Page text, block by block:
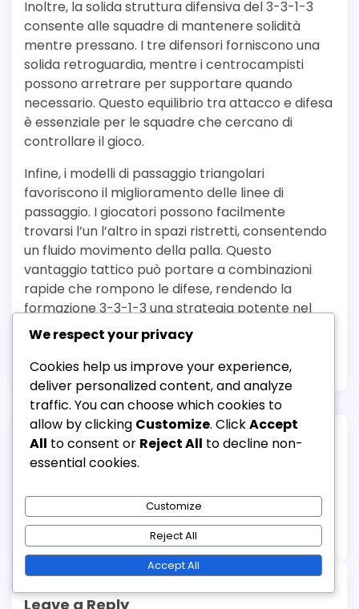
Inoltre, la solida struttura difensiva del 3-3-1-3
consente alle squadre di mantenere solidità
mentre pressano. I tre difensori forniscono una
solida retroguardia, mentre i centrocampisti
possono arretrare per supportare quando
necessario. Questo equilibrio tra attacco e difesa
è essenziale per le squadre che cercano di
controllare il gioco.
Infine, i modelli di passaggio triangolari
favoriscono il miglioramento delle linee di
passaggio. I giocatori possono facilmente
trovarsi l’un l’altro in spazi ristretti, consentendo
un fluido movimento della palla. Questo
vantaggio tattico può portare a combinazioni
rapide che rompono le difese, rendendo la
formazione 3-3-1-3 una strategia potente nel
calcio moderno.
Posted inTattiche di Formazione 3-3-1-3
Post
navigation
Previous:
Falso Nove: Movimento,
Rientro, Creazione di
3-3-1-3: Velocità,
Ampiezza, Capacità di
Leave a Reply
We respect your privacy
Cookies help us improve your experience,
deliver personalized content, and analyze
traffic. You can choose which cookies to
allow by clicking Customize. ClickAccept
All to consent or Reject All to decline non-
essential cookies.
Customize
Reject All
Accept All